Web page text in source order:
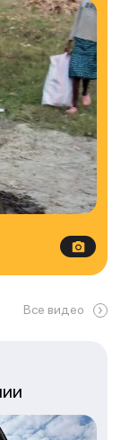
Все видео